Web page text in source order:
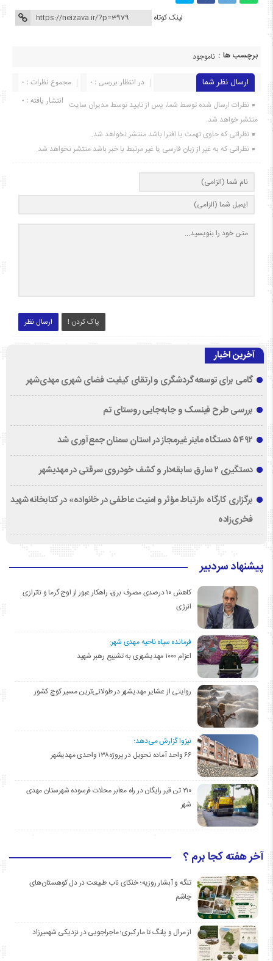
لینک کوتاه
برچسب ها : ناموجود
ارسال نظر شما مجموع نظرات : 0
در انتظار بررسی : 0
انتشار یافته : ۰ نظرات ارسال شده توسط شما، پس از تایید توسط مدیران سایت
منتشر خواهد شد.
نظراتی که حاوی تهمت یا افترا باشد منتشر نخواهد شد.
نظراتی که به غیر از زبان فارسی یا غیر مرتبط با خبر باشد منتشر نخواهد شد.
ارسال نظر پاک کردن !
آخرین اخبار
گامی برای توسعه گردشگری و ارتقای کیفیت فضای شهری مهدی‌شهر
بررسی طرح فینسک و جابه‌جایی روستای تم
۵۴۹۲ دستگاه ماینر غیرمجاز در استان سمنان جمع‌آوری شد
دستگیری ۲ سارق سابقه‌دار و کشف خودروی سرقتی در مهدیشهر
برگزاری کارگاه «ارتباط مؤثر و امنیت عاطفی در خانواده» در کتابخانه شهید
فخری‌زاده
پیشنهاد سردبیر
کاهش ۱۰ درصدی مصرف برق، راهکار عبور از اوج گرما و ناترازی
انرژی
فرمانده سپاه ناحیه مهدی شهر:
اعزام ۱۰۰۰ مهدیشهری به تشییع رهبر شهید
روایتی از عشایر مهدیشهر در طولانی‌ترین مسیر کوچ کشور
نیزوا گزارش می‌دهد؛
۶۶ واحد آماده تحویل در پروژه۱۳۸ واحدی مهدیشهر
۲۱۰ تن قیر رایگان در راه معابر محلات فرسوده شهرستان مهدی
شهر
آخر هفته کجا برم ؟
تنگه و آبشار روزیه؛ خنکای ناب طبیعت در دل کوهستان‌های
چاشم
از مرال و پلنگ تا مار کبری؛ ماجراجویی در نزدیکی شهمیرزاد